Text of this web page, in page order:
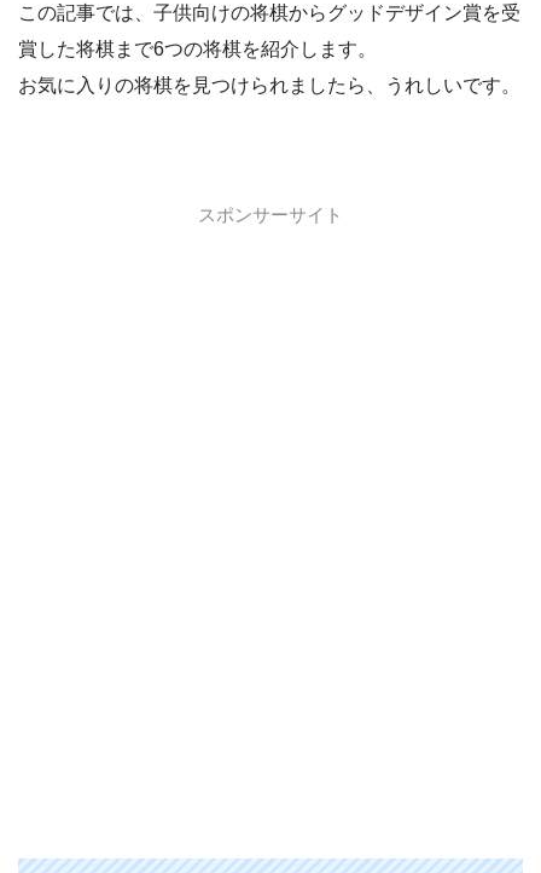
この記事では、子供向けの将棋からグッドデザイン賞を受
賞した将棋まで6つの将棋を紹介します。
お気に入りの将棋を見つけられましたら、うれしいです。
スポンサーサイト